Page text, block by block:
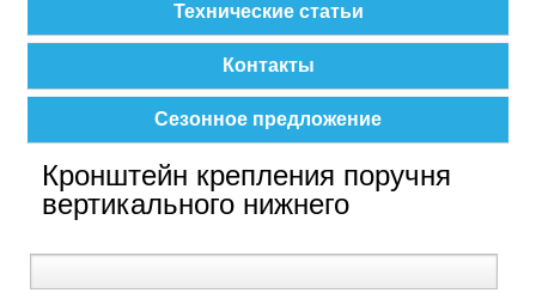
Технические статьи
Контакты
Сезонное предложение
Кронштейн крепления поручня
вертикального нижнего